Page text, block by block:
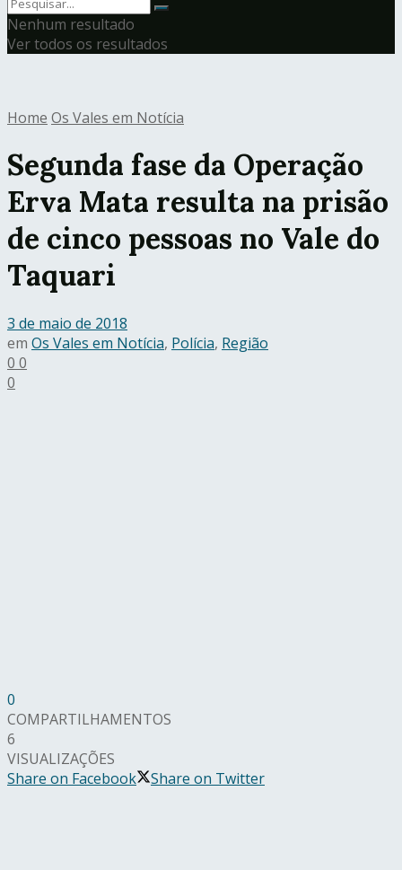
Nenhum resultado
Ver todos os resultados
Home Os Vales em Notícia
Segunda fase da Operação
Erva Mata resulta na prisão
de cinco pessoas no Vale do
Taquari
3 de maio de 2018
em Os Vales em Notícia, Polícia, Região
0 0
0
0
COMPARTILHAMENTOS
6
VISUALIZAÇÕES
Share on Facebook
Share on Twitter